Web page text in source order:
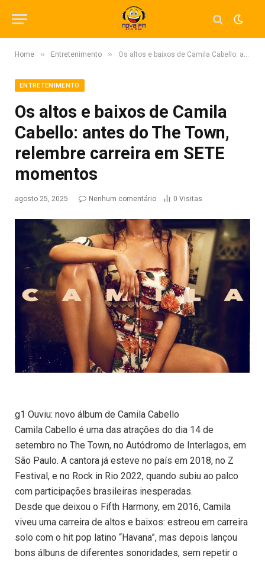
Home » Entretenimento » Os altos e baixos de Camila Cabello: antes do The Town, relembre carreira em SETE momentos
ENTRETENIMENTO
Os altos e baixos de Camila
Cabello: antes do The Town,
relembre carreira em SETE
momentos
agosto 25, 2025 Nenhum comentário 0 Visitas
g1 Ouviu: novo álbum de Camila Cabello
Camila Cabello é uma das atrações do dia 14 de
setembro no The Town, no Autódromo de Interlagos, em
São Paulo. A cantora já esteve no país em 2018, no Z
Festival, e no Rock in Rio 2022, quando subiu ao palco
com participações brasileiras inesperadas.
Desde que deixou o Fifth Harmony, em 2016, Camila
viveu uma carreira de altos e baixos: estreou em carreira
solo com o hit pop latino “Havana”, mas depois lançou
bons álbuns de diferentes sonoridades, sem repetir o